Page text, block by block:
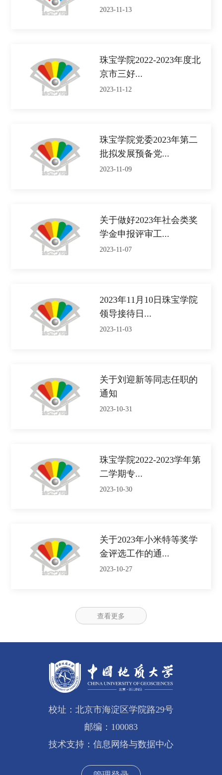
2023-11-13
珠宝学院2022-2023年度北
京市三好...
2023-11-12
珠宝学院党委2023年第二
批拟发展预备党...
2023-11-09
关于做好2023年社会类奖
学金申报评审工...
2023-11-07
2023年11月10日珠宝学院
领导接待日...
2023-11-03
关于刘迎新等同志任职的
通知
2023-10-31
珠宝学院2022-2023学年第
二学期专...
2023-10-30
关于2023年小米特等奖学
金评选工作的通...
2023-10-27
查看更多
校址：北京市海淀区学院路29号
邮编：100083
技术支持：信息网络与数据中心